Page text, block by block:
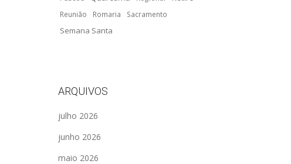
Reunião Romaria Sacramento
Semana Santa
ARQUIVOS
julho 2026
junho 2026
maio 2026